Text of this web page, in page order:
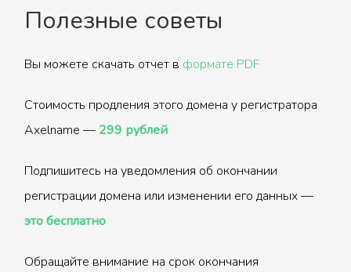
Полезные советы
Вы можете скачать отчет в формате PDF
Стоимость продления этого домена у регистратора
Axelname — 299 рублей
Подпишитесь на уведомления об окончании
регистрации домена или изменении его данных —
это бесплатно
Обращайте внимание на срок окончания